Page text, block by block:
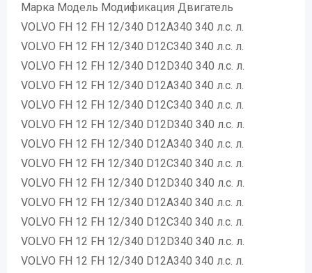
Марка Модель Модификация Двигатель
VOLVO FH 12 FH 12/340 D12A340 340 л.с. л.
VOLVO FH 12 FH 12/340 D12C340 340 л.с. л.
VOLVO FH 12 FH 12/340 D12D340 340 л.с. л.
VOLVO FH 12 FH 12/340 D12A340 340 л.с. л.
VOLVO FH 12 FH 12/340 D12C340 340 л.с. л.
VOLVO FH 12 FH 12/340 D12D340 340 л.с. л.
VOLVO FH 12 FH 12/340 D12A340 340 л.с. л.
VOLVO FH 12 FH 12/340 D12C340 340 л.с. л.
VOLVO FH 12 FH 12/340 D12D340 340 л.с. л.
VOLVO FH 12 FH 12/340 D12A340 340 л.с. л.
VOLVO FH 12 FH 12/340 D12C340 340 л.с. л.
VOLVO FH 12 FH 12/340 D12D340 340 л.с. л.
VOLVO FH 12 FH 12/340 D12A340 340 л.с. л.